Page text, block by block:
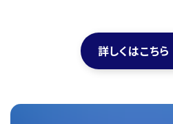
詳しくはこちら